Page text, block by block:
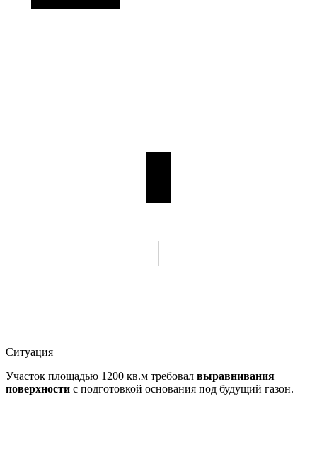
Ситуация
Участок площадью 1200 кв.м требовал выравнивания
поверхности с подготовкой основания под будущий газон.